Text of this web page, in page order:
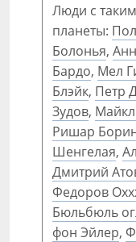
Люди с
планеты:
Болонья,
Бардо, Мел
Блэйк, Петр
Зудов,
Ришар
Шенгелая,
Дмитрий
Федоров
Бюльбюль
фон Эйлер,